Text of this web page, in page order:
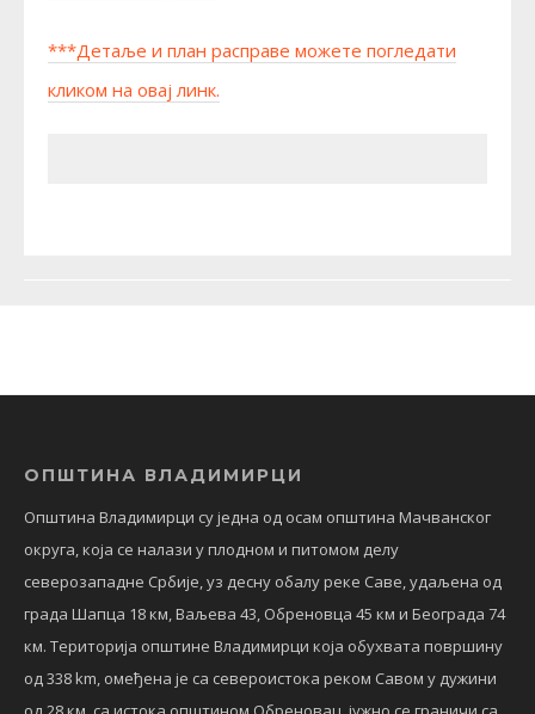
***Детаље и план расправе можете погледати
кликом на овај линк.
ОПШТИНА ВЛАДИМИРЦИ
Општина Владимирци су једна од осам општина Мачванског
округа, која се налази у плодном и питомом делу
северозападне Србије, уз десну обалу реке Саве, удаљена од
града Шапца 18 км, Ваљева 43, Обреновца 45 км и Београда 74
км. Територија општине Владимирци која обухвата површину
од 338 km, омеђена је са североистока реком Савом у дужини